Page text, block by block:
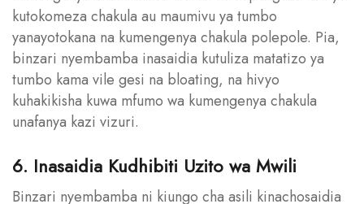
kutokomeza chakula au maumivu ya tumbo
yanayotokana na kumengenya chakula polepole. Pia,
binzari nyembamba inasaidia kutuliza matatizo ya
tumbo kama vile gesi na bloating, na hivyo
kuhakikisha kuwa mfumo wa kumengenya chakula
unafanya kazi vizuri.
6. Inasaidia Kudhibiti Uzito wa Mwili
Binzari nyembamba ni kiungo cha asili kinachosaidia